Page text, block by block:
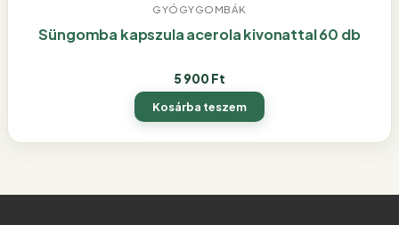
GYÓGYGOMBÁK
Süngomba kapszula acerola kivonattal 60 db
5 900 Ft
Kosárba teszem